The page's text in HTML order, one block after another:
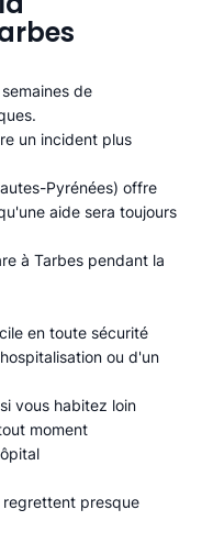
de
un incident plus
Pyrénées) offre
aide sera toujours
à Tarbes pendant la
en toute sécurité
ou d'un
vous habitez loin
moment
regrettent presque